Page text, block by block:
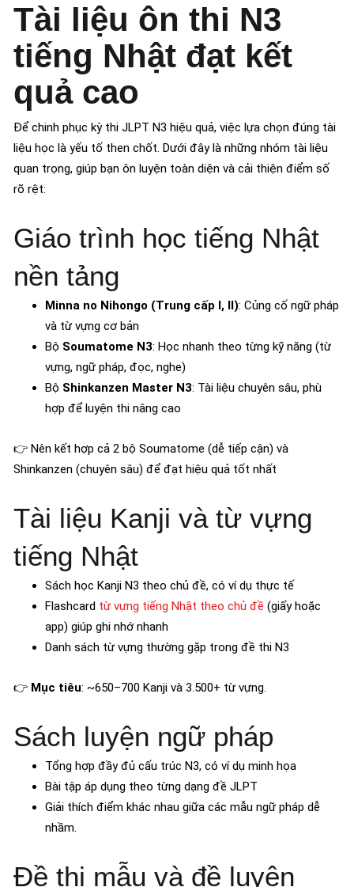
Tài liệu ôn thi N3
tiếng Nhật đạt kết
quả cao
Để chinh phục kỳ thi JLPT N3 hiệu quả, việc lựa chọn đúng tài
liệu học là yếu tố then chốt. Dưới đây là những nhóm tài liệu
quan trọng, giúp bạn ôn luyện toàn diện và cải thiện điểm số
rõ rệt:
Giáo trình học tiếng Nhật
nền tảng
Minna no Nihongo (Trung cấp I, II): Củng cố ngữ pháp
và từ vựng cơ bản
Bộ Soumatome N3: Học nhanh theo từng kỹ năng (từ
vựng, ngữ pháp, đọc, nghe)
Bộ Shinkanzen Master N3: Tài liệu chuyên sâu, phù
hợp để luyện thi nâng cao
👉 Nên kết hợp cả 2 bộ Soumatome (dễ tiếp cận) và
Shinkanzen (chuyên sâu) để đạt hiệu quả tốt nhất
Tài liệu Kanji và từ vựng
tiếng Nhật
Sách học Kanji N3 theo chủ đề, có ví dụ thực tế
Flashcard từ vựng tiếng Nhật theo chủ đề (giấy hoặc
app) giúp ghi nhớ nhanh
Danh sách từ vựng thường gặp trong đề thi N3
👉 Mục tiêu: ~650–700 Kanji và 3.500+ từ vựng.
Sách luyện ngữ pháp
Tổng hợp đầy đủ cấu trúc N3, có ví dụ minh họa
Bài tập áp dụng theo từng dạng đề JLPT
Giải thích điểm khác nhau giữa các mẫu ngữ pháp dễ
nhầm.
Đề thi mẫu và đề luyện